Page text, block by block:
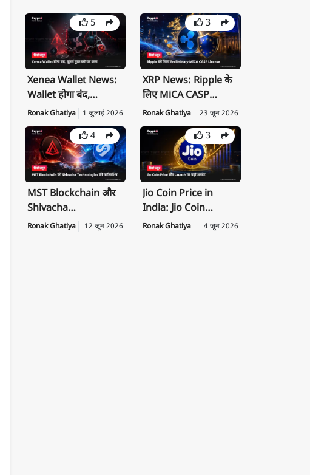
5
Xenea Wallet News:
Wallet होगा बंद,
Private Key तुरंत करें
Export
Ronak Ghatiya 1 जुलाई 2026
3
XRP News: Ripple के
लिए MiCA CASP
License क्यों है बड़ी
उपलब्धि
Ronak Ghatiya 23 जून 2026
4
MST Blockchain और
Shivacha
Technologies के बीच
Ronak Ghatiya 12 जून 2026
3
Jio Coin Price in
India: Jio Coin
Launch Date, Price
Ronak Ghatiya 4 जून 2026